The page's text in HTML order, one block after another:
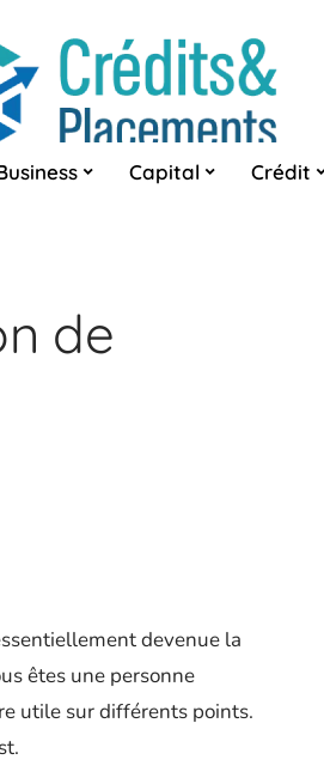
Capital Crédit
de
devenue la
êtes une personne
utile sur différents points.